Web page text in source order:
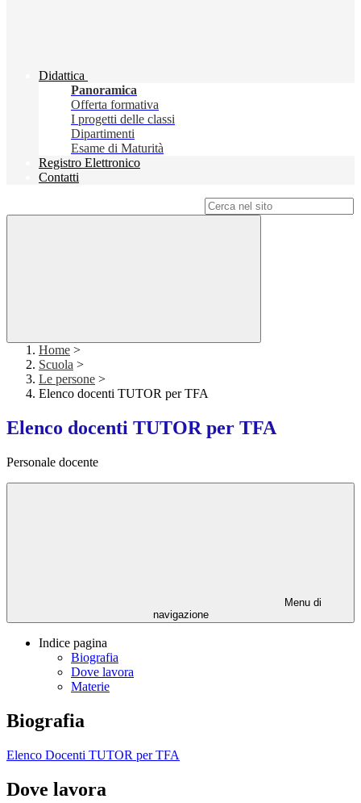
Didattica
Panoramica
Offerta formativa
I progetti delle classi
Dipartimenti
Esame di Maturità
Registro Elettronico
Contatti
Home >
Scuola >
Le persone >
Elenco docenti TUTOR per TFA
Elenco docenti TUTOR per TFA
Personale docente
Menu di
navigazione
Indice pagina
Biografia
Dove lavora
Materie
Biografia
Elenco Docenti TUTOR per TFA
Dove lavora